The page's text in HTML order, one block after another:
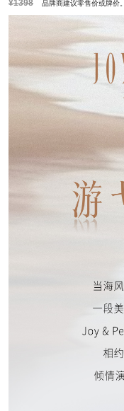
¥1398 品牌商建议零售价或牌价。